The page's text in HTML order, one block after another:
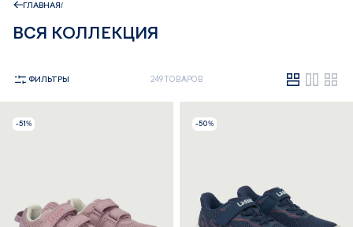
ГЛАВНАЯ
ВСЯ КОЛЛЕКЦИЯ
ФИЛЬТРЫ 249 ТОВАРОВ
-51% -50%